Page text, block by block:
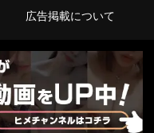
広告掲載について